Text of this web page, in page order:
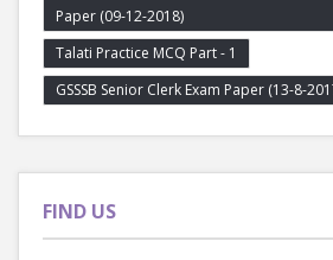
Paper (09-12-2018)
Talati Practice MCQ Part - 1
GSSSB Senior Clerk Exam Paper (13-8-
FIND US